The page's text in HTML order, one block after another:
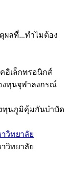
ผลที่...ทำไมต้อง
อิเล็กทรอนิกส์
งทุนจุฬาลงกรณ์
ทุนภูมิคุ้มกันบำบัด
วิทยาลัย
วิทยาลัย